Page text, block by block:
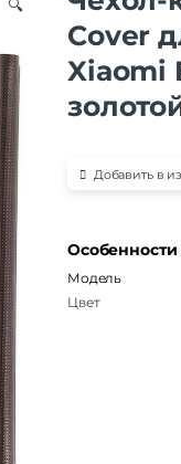
🔍
Cover
Xiaomi
Добавить в
Модель
Цвет